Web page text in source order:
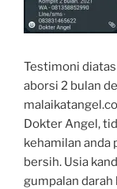
Testimoni
aborsi 2 bulan
Dokter Angel,
kehamilan anda
bersih. Usia
gumpalan